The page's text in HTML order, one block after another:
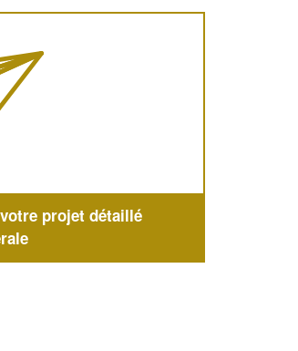
projet détaillé